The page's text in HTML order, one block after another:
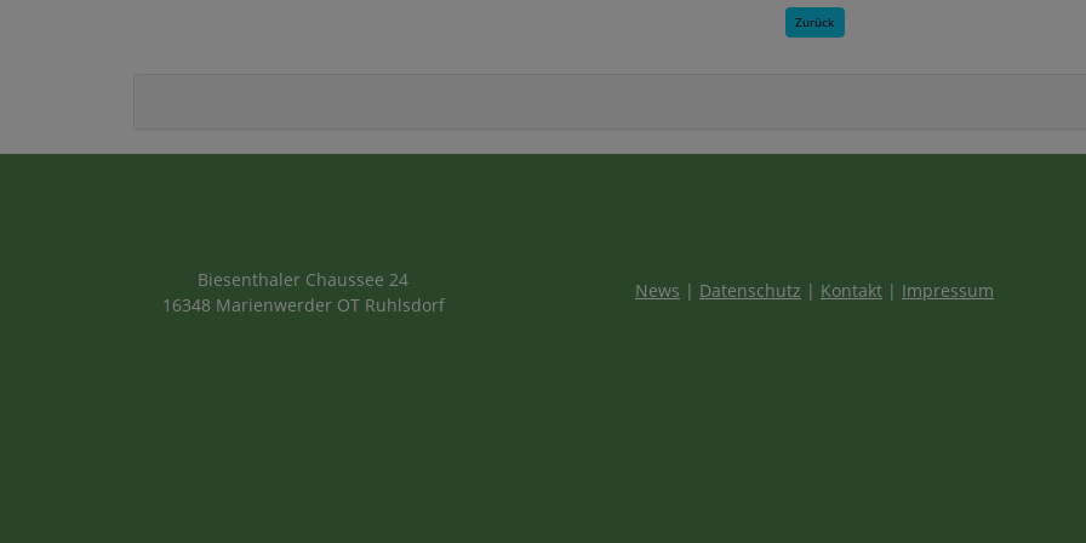
Zurück
Biesenthaler Chaussee 24
16348 Marienwerder OT Ruhlsdorf
News | Datenschutz | Kontakt | Impressum